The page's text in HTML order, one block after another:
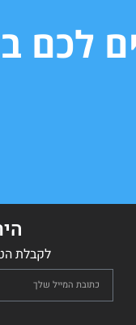
לכם
לקבלת